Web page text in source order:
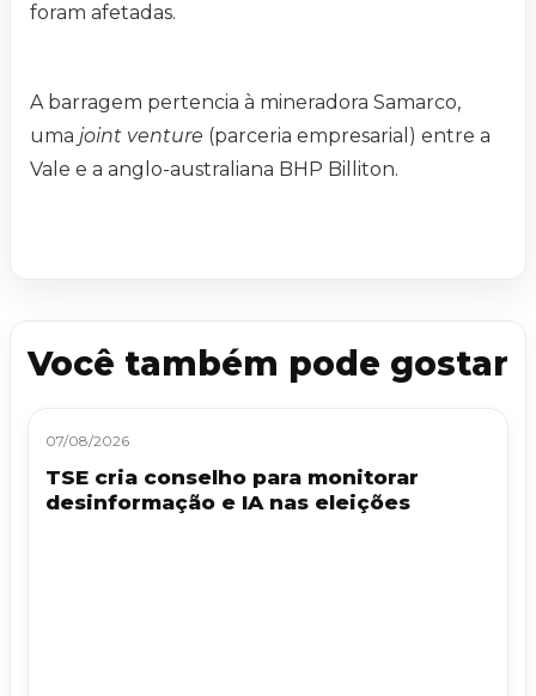
foram afetadas.
A barragem pertencia à mineradora Samarco,
uma joint venture (parceria empresarial) entre a
Vale e a anglo-australiana BHP Billiton.
Você também pode gostar
07/08/2026
TSE cria conselho para monitorar
desinformação e IA nas eleições